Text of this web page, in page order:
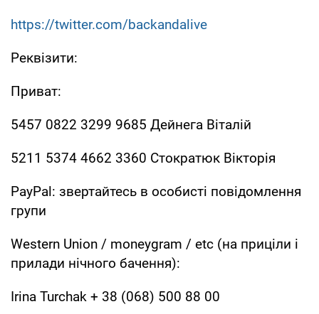
https://twitter.com/backandalive
Реквізити:
Приват:
5457 0822 3299 9685 Дейнега Віталій
5211 5374 4662 3360 Стократюк Вікторія
PayPal: звертайтесь в особисті повідомлення
групи
Western Union / moneygram / etc (на приціли і
прилади нічного бачення):
Irina Turchak + 38 (068) 500 88 00